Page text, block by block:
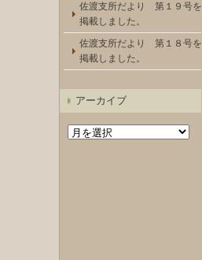
佐渡支所だより 第１９号を
掲載しました。
佐渡支所だより 第１８号を
掲載しました。
アーカイブ
ア
ー